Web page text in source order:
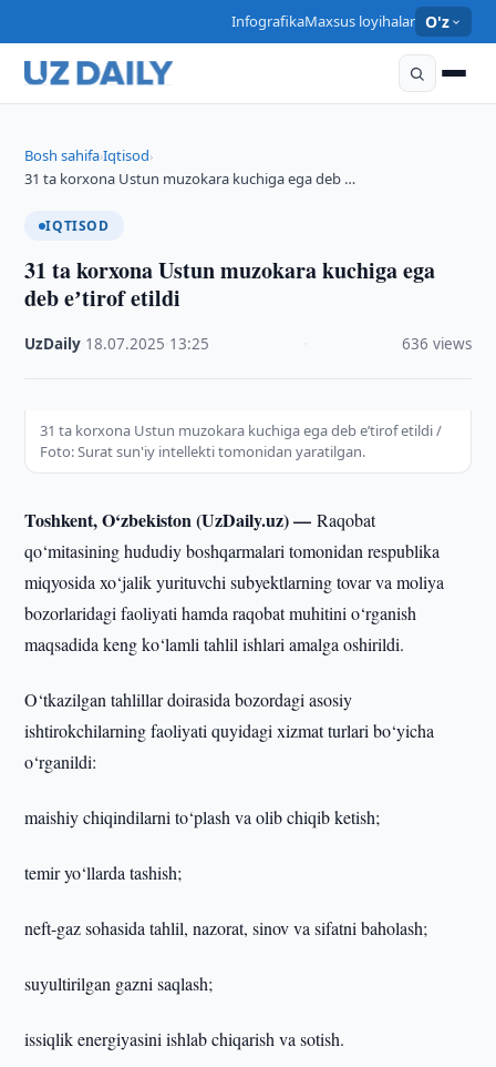
InfografikaMaxsus loyihalar O'z
Bosh sahifa›Iqtisod›
31 ta korxona Ustun muzokara kuchiga ega deb …
IQTISOD
31 ta korxona Ustun muzokara kuchiga ega
deb eʼtirof etildi
UzDaily 18.07.2025 13:25 636 views
31 ta korxona Ustun muzokara kuchiga ega deb eʼtirof etildi /
Foto: Surat sun'iy intellekti tomonidan yaratilgan.
Toshkent, O‘zbekiston (UzDaily.uz) —Raqobat
qo‘mitasining hududiy boshqarmalari tomonidan respublika
miqyosida xo‘jalik yurituvchi subyektlarning tovar va moliya
bozorlaridagi faoliyati hamda raqobat muhitini o‘rganish
maqsadida keng ko‘lamli tahlil ishlari amalga oshirildi.
O‘tkazilgan tahlillar doirasida bozordagi asosiy
ishtirokchilarning faoliyati quyidagi xizmat turlari bo‘yicha
o‘rganildi:
maishiy chiqindilarni to‘plash va olib chiqib ketish;
temir yo‘llarda tashish;
neft-gaz sohasida tahlil, nazorat, sinov va sifatni baholash;
suyultirilgan gazni saqlash;
issiqlik energiyasini ishlab chiqarish va sotish.